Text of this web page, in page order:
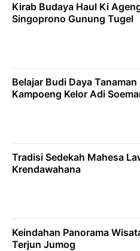
Kirab Budaya Haul Ki
Singoprono Gunung Tugel
Belajar Budi Daya Tanaman
Kampoeng Kelor Adi
Tradisi Sedekah Mahesa
Krendawahana
Keindahan Panorama
Terjun Jumog